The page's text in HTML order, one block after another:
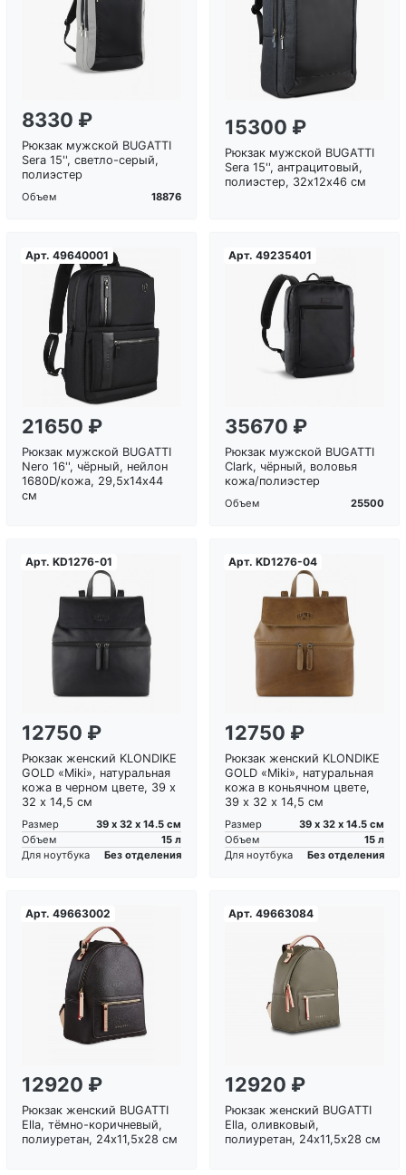
Загрузка...
8330 ₽
Рюкзак мужской BUGATTI
Sera 15'', светло-серый,
полиэстер
Объем 18876
15300 ₽
Рюкзак мужской BUGATTI
Sera 15'', антрацитовый,
полиэстер, 32х12х46 см
Арт. 49640001
Загрузка...
21650 ₽
Рюкзак мужской BUGATTI
Nero 16'', чёрный, нейлон
1680D/кожа, 29,5х14х44
см
Арт. 49235401
Загрузка...
35670 ₽
Рюкзак мужской BUGATTI
Clark, чёрный, воловья
кожа/полиэстер
Объем 25500
Арт. KD1276-01
Загрузка...
12750 ₽
Рюкзак женский KLONDIKE
GOLD «Miki», натуральная
кожа в черном цвете, 39 х
32 х 14,5 см
Размер
39 х 32 х 14.5 см
Объем
15 л
Для ноутбука
Без отделения
Арт. KD1276-04
Загрузка...
12750 ₽
Рюкзак женский KLONDIKE
GOLD «Miki», натуральная
кожа в коньячном цвете,
39 х 32 х 14,5 см
Размер
39 х 32 х 14.5 см
Объем
15 л
Для ноутбука
Без отделения
Арт. 49663002
Загрузка...
12920 ₽
Рюкзак женский BUGATTI
Ella, тёмно-коричневый,
полиуретан, 24х11,5х28 см
Арт. 49663084
Загрузка...
12920 ₽
Рюкзак женский BUGATTI
Ella, оливковый,
полиуретан, 24х11,5х28 см